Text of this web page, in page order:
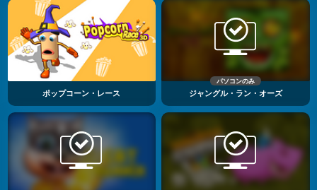
ポップコーン・レース
パソコンのみ
ジャングル・ラン・オーズ